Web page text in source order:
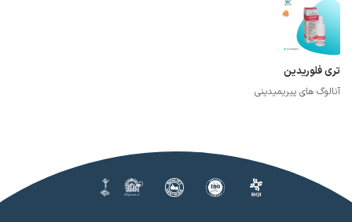
تری فلوریدین
آنالوگ های پیریمیدینی